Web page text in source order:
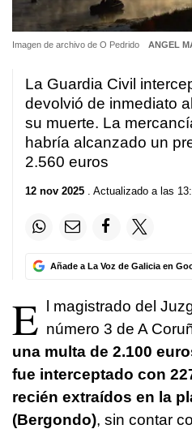
Imagen de archivo de O Pedrido ANGEL
La Guardia Civil
devolvió de inmediato
su muerte. La
habría alcanzado un
2.560 euros
12 nov 2025 . Actualizado a las
Añade a La Voz de Galicia en
E l magistrado del
número 3 de A
una multa de 2.100
fue interceptado con
recién extraídos en la
(Bergondo), sin contar